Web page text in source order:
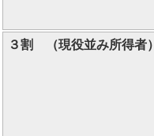
３割 （現役並み所得者）